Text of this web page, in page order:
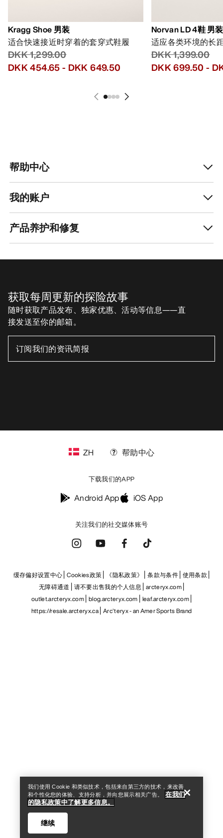
Kragg Shoe 男装
适合快速接近时穿着的套穿式鞋履
DKK 1,299.00
DKK 454.65- DKK 649.50
Norvan LD 4鞋 男装
适应各类环境的长
DKK 1,399.00
DKK 699.50 -
帮助中心
我的账户
产品养护和修复
获取每周更新的探险故事
随时获取产品发布、独家优惠、活动等信息——直
接发送至你的邮箱。
关注我们的社交媒体账号
ZH 帮助中心
下载我们的APP
Android App iOS App
缓存偏好设置中心 Cookies政策 《隐私政策》 条款与条件 使用条款
无障碍通道
请不要出售我的个人信息 arcteryx.com
outlet.arcteryx.com blog.arcteryx.com leaf.arcteryx.com
https://resale.arcteryx.ca Arc'teryx - an Amer Sports Brand
我们使用 Cookie 和类似技术，包括来自第三方的技术，来改善
和个性化您的体验、支持分析，并向您展示相关广告。
在我们
的隐私政策中了解更多信息。
继续